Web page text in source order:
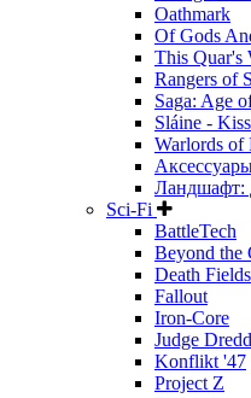
Oathmark
Of Gods
This Quar's
Rangers of
Saga: Age
Sláine -
Warlords of
Ландшафт:
Sci-Fi
BattleTech
Beyond the
Death
Fallout
Iron-Core
Judge Dredd
Konflikt '47
Project Z